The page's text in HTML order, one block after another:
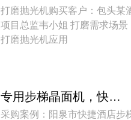
打磨抛光机购买客户：包头某
项目总监韦小姐 打磨需求场景
打磨抛光机应用
专用步梯晶面机，快捷酒店步梯晶面机生产厂直销案例
采购案例：阳泉市快捷酒店步